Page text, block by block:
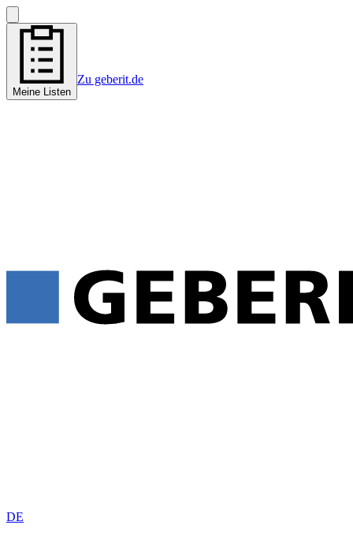
Meine Listen
Zu geberit.de
DE